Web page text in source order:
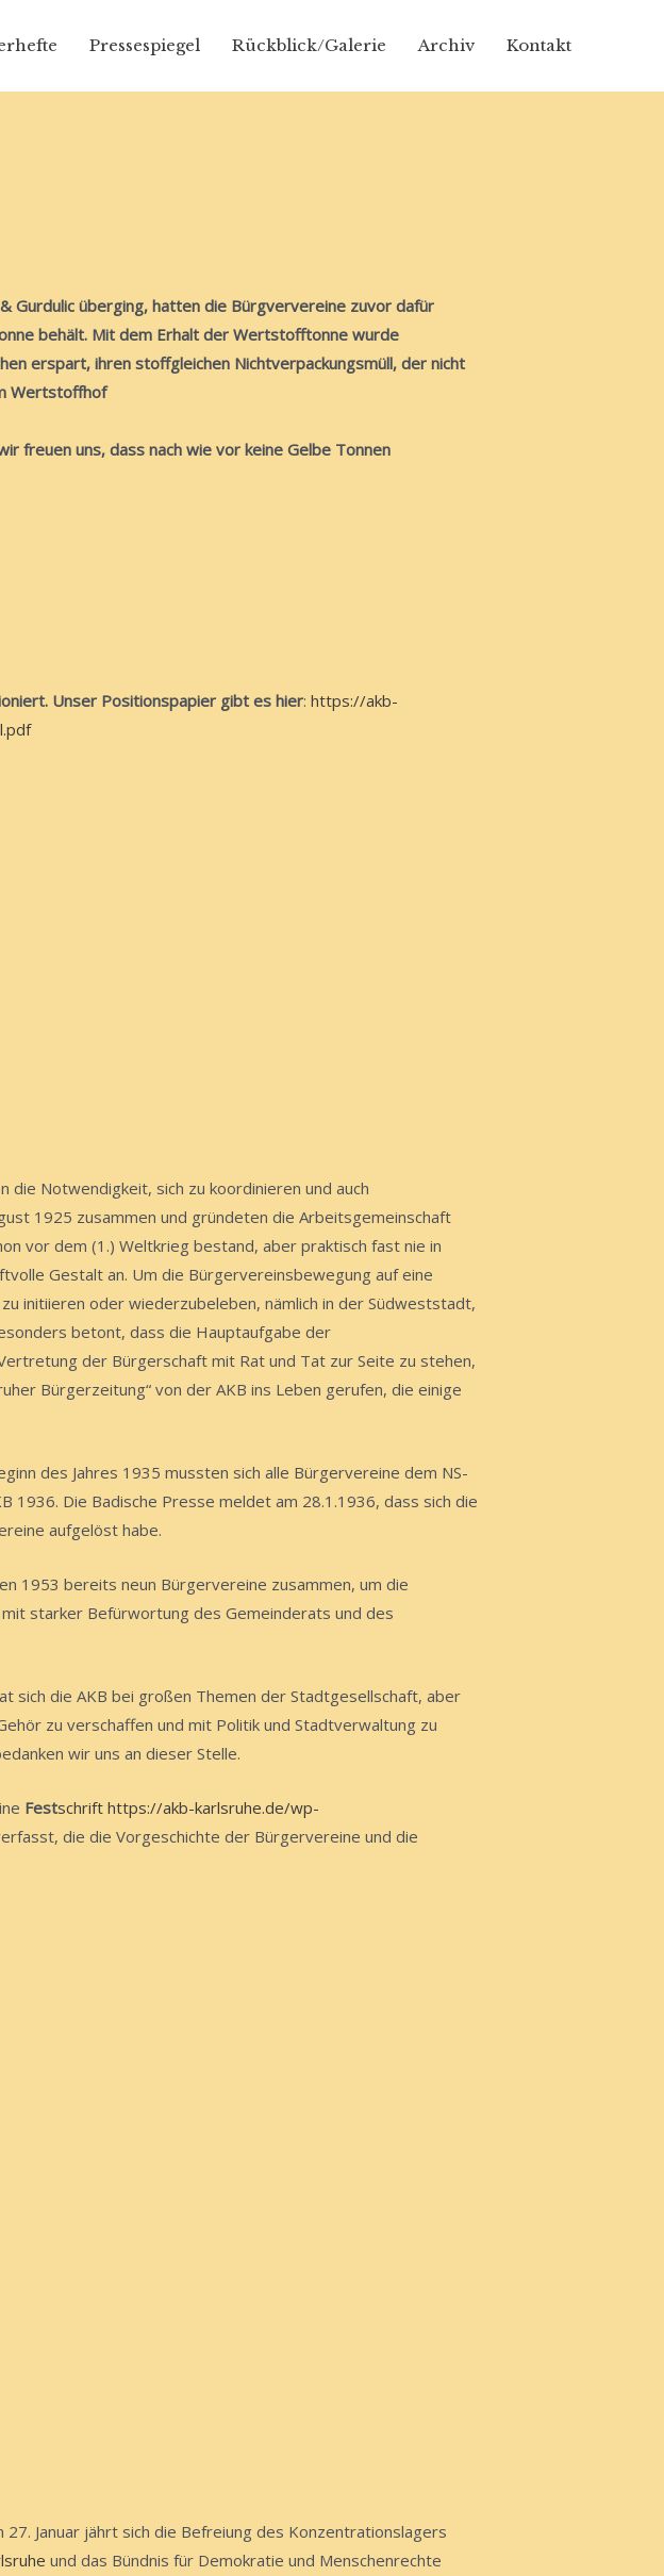
Pressespiegel Rückblick/Galerie Archiv Kontakt
Gurdulic überging, hatten die Bürgververeine zuvor dafür
behält. Mit dem Erhalt der Wertstofftonne wurde
erspart, ihren stoffgleichen Nichtverpackungsmüll, der nicht
Wertstoffhof
freuen uns, dass nach wie vor keine Gelbe Tonnen
Unser Positionspapier gibt es hier:https://akb-
Notwendigkeit, sich zu koordinieren und auch
1925 zusammen und gründeten die Arbeitsgemeinschaft
vor dem (1.) Weltkrieg bestand, aber praktisch fast nie in
Gestalt an. Um die Bürgervereinsbewegung auf eine
initiieren oder wiederzubeleben, nämlich in der Südweststadt,
betont, dass die Hauptaufgabe der
der Bürgerschaft mit Rat und Tat zur Seite zu stehen,
Bürgerzeitung“ von der AKB ins Leben gerufen, die einige
des Jahres 1935 mussten sich alle Bürgervereine dem NS-
1936. Die Badische Presse meldet am 28.1.1936, dass sich die
aufgelöst habe.
1953 bereits neun Bürgervereine zusammen, um die
starker Befürwortung des Gemeinderats und des
sich die AKB bei großen Themen der Stadtgesellschaft, aber
zu verschaffen und mit Politik und Stadtverwaltung zu
wir uns an dieser Stelle.
Festschrifthttps://akb-karlsruhe.de/wp-
die die Vorgeschichte der Bürgervereine und die
Januar jährt sich die Befreiung des Konzentrationslagers
und das Bündnis für Demokratie und Menschenrechte